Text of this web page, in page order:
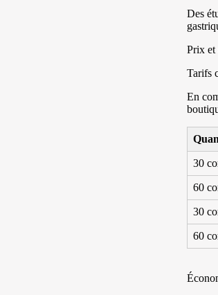
Des
Prix et
Tarifs
En
30
60
30
60